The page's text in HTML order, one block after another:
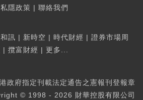
私隱政策 | 聯絡我們
和訊 | 新時空 | 時代財經 | 證券市場周
| 攬富財經 | 更多...
政府指定刊載法定通告之憲報刊登報章
© 1998 - 2026 財華控股有限公司